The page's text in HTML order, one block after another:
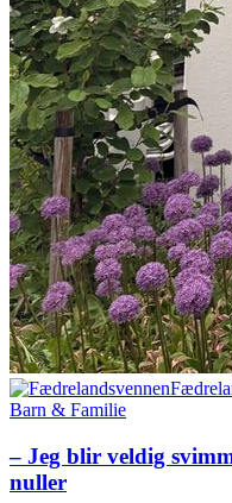
Barn & Familie
– Jeg blir veldig
nuller